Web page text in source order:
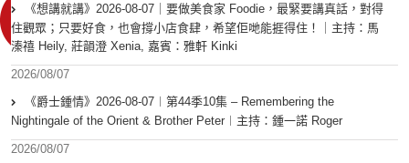
《想講就講》2026-08-07｜要做美食家 Foodie，最緊要講真話，對得
住觀眾；只要好食，也會撐小店食肆，希望佢哋能捱得住！｜主持：馬
溱禧 Heily, 莊韻澄 Xenia, 嘉賓：雅軒 Kinki
2026/08/07
《爵士鍾情》2026-08-07︱第44季10集 – Remembering the
Nightingale of the Orient & Brother Peter︱主持：鍾一諾 Roger
2026/08/07